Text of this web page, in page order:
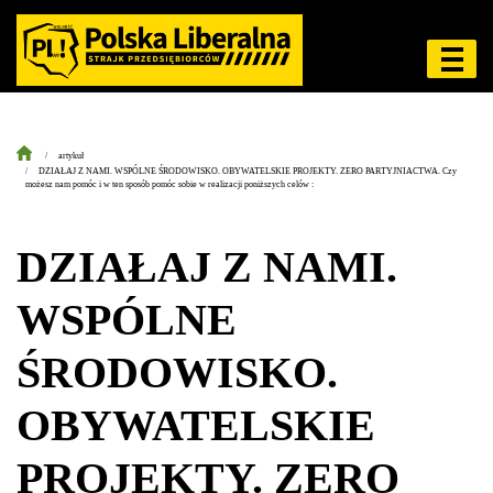
artykuł
DZIAŁAJ Z NAMI. WSPÓLNE ŚRODOWISKO. OBYWATELSKIE PROJEKTY. ZERO PARTYJNIACTWA. Czy
możesz nam pomóc i w ten sposób pomóc sobie w realizacji poniższych celów :
DZIAŁAJ Z NAMI.
WSPÓLNE
ŚRODOWISKO.
OBYWATELSKIE
PROJEKTY. ZERO